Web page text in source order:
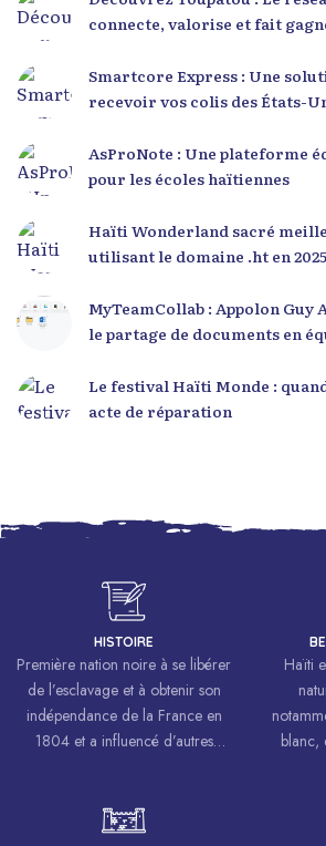
connecte, valorise et fait
Smartcore Express : Une
recevoir vos colis des États-
AsProNote : Une plateforme
pour les écoles haïtiennes
Haïti Wonderland sacré
utilisant le domaine .ht en 2025
MyTeamCollab : Appolon
le partage de documents en
Le festival Haïti Monde :
acte de réparation
HISTOIRE
Première nation noire à se libérer
de l’esclavage et à obtenir son
indépendance de la France en
1804 et a influencé d’autres
luttes pour la liberté et l’égalité.
Haïti
blanc,